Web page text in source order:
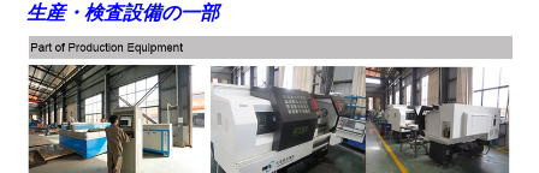
生産・検査設備の一部